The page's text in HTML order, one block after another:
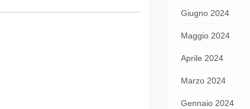
Giugno 2024
Maggio 2024
Aprile 2024
Marzo 2024
Gennaio 2024